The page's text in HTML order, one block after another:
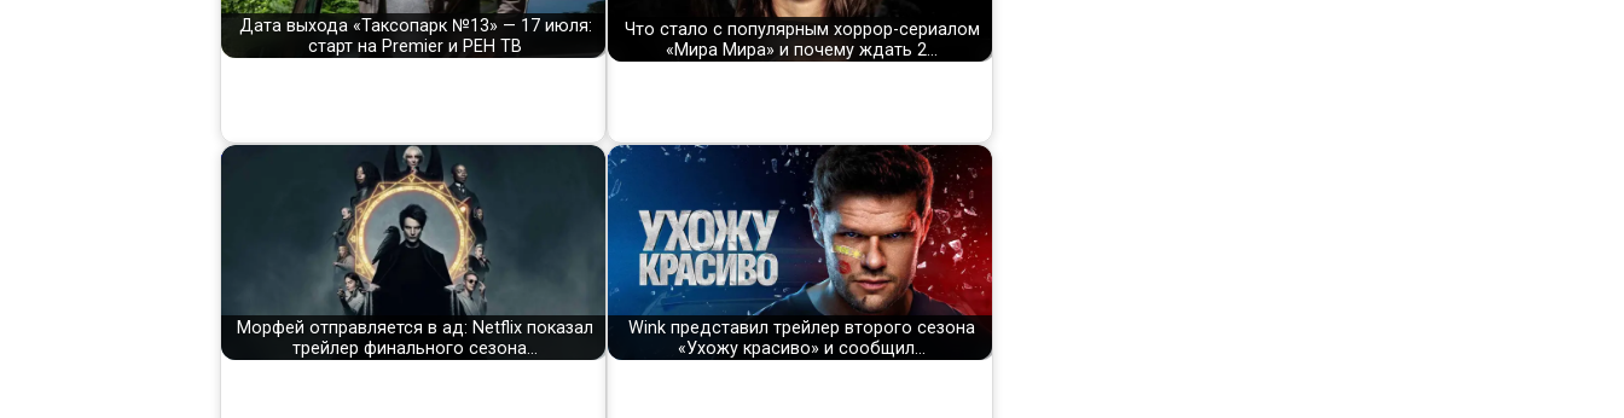
Дата выхода «Таксопарк №13» — 17 июля:
старт на Premier и РЕН ТВ
Что стало с популярным хоррор-сериалом
«Мира Мира» и почему ждать 2…
Морфей отправляется в ад: Netflix показал
трейлер финального сезона…
Wink представил трейлер второго сезона
«Ухожу красиво» и сообщил…